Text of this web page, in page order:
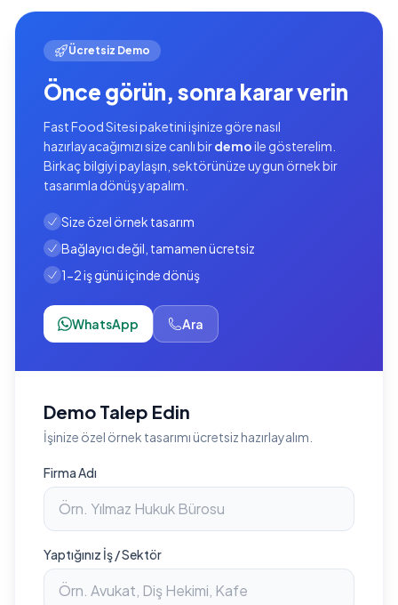
Ücretsiz Demo
Önce görün, sonra karar verin
Fast Food Sitesi paketini işinize göre nasıl
hazırlayacağımızı size canlı birdemoile gösterelim.
Birkaç bilgiyi paylaşın, sektörünüze uygun örnek bir
tasarımla dönüş yapalım.
Size özel örnek tasarım
Bağlayıcı değil, tamamen ücretsiz
1-2 iş günü içinde dönüş
WhatsApp Ara
Demo Talep Edin
İşinize özel örnek tasarımı ücretsiz hazırlayalım.
Firma Adı
Yaptığınız İş / Sektör